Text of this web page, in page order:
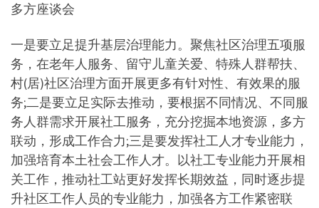
多方座谈会
一是要立足提升基层治理能力。聚焦社区治理五项服
务，在老年人服务、留守儿童关爱、特殊人群帮扶、
村(居)社区治理方面开展更多有针对性、有效果的服
务;二是要立足实际去推动，要根据不同情况、不同服
务人群需求开展社工服务，充分挖掘本地资源，多方
联动，形成工作合力;三是要发挥社工人才专业能力，
加强培育本土社会工作人才。以社工专业能力开展相
关工作，推动社工站更好发挥长期效益，同时逐步提
升社区工作人员的专业能力，加强各方工作紧密联